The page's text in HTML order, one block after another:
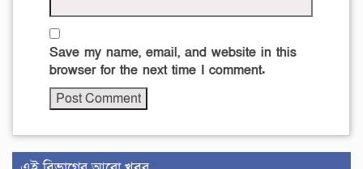
Save my name, email, and website in this
browser for the next time I comment.